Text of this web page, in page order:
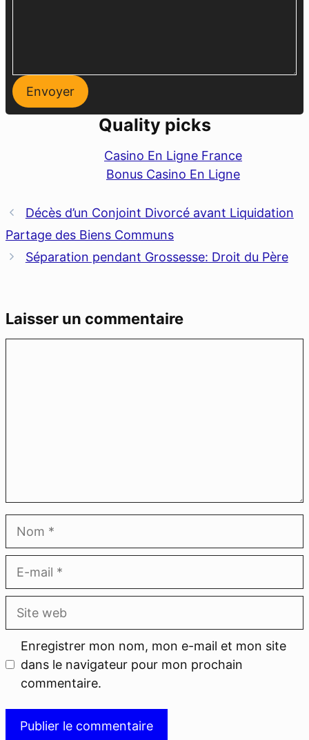
Envoyer
Quality picks
Casino En Ligne France
Bonus Casino En Ligne
Décès d’un Conjoint Divorcé avant Liquidation
Partage des Biens Communs
Séparation pendant Grossesse: Droit du Père
Laisser un commentaire
Site
Enregistrer mon nom, mon e-mail et mon site
dans le navigateur pour mon prochain
commentaire.